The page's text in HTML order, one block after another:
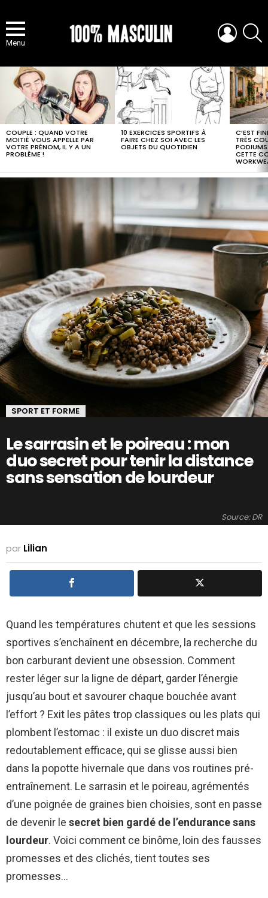
Menu
LOGIN
MOST
VIEWED
STORIES
COUPLE : QUAND VOTRE
MOITIÉ VOUS APPELLE PAR
VOTRE PRÉNOM, IL Y A UN
PROBLÈME !
10 EXERCICES SPORTIFS À
FAIRE CHEZ SOI AVEC LES
OBJETS DU QUOTIDIEN
C’EST
TRÈS
CETTE
SPORT ET FORME
Le sarrasin et le poireau : mon
duo secret pour tenir la distance
sans sensation de lourdeur
Source: DR
par Lilian
Quand les températures chutent et que les sessions
sportives s’enchaînent en décembre, la recherche du
bon carburant devient une obsession. Comment
rester léger sur la ligne de départ, garder l’énergie
jusqu’au bout et savourer chaque bouchée avant
l’effort ? Exit les pâtes trop classiques ou les plats qui
plombent l’estomac : il existe un duo discret mais
redoutablement efficace, qui se glisse aussi bien
dans la popotte hivernale que dans vos routines pré-
entraînement. Le sarrasin et le poireau, agrémentés
d’une poignée de graines bien choisies, sont en passe
de devenir le secret bien gardé de l’endurance sans
lourdeur. Voici comment ce binôme, loin des fausses
promesses et des clichés, tient toutes ses
promesses…